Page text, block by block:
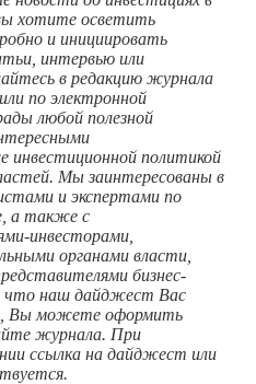
вы хотите осветить
и инициировать
интервью или
в редакцию журнала
по электронной
любой полезной
политикой
Мы заинтересованы в
и экспертами по
а также с
инвесторами,
органами власти,
бизнес-
что наш дайджест Вас
Вы можете оформить
журнала. При
ссылка на дайджест или